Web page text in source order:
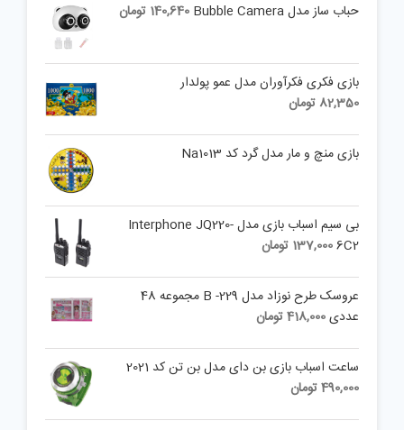
حباب ساز مدل Bubble Camera 140,640 تومان
بازی فکری فکرآوران مدل عمو پولدار
82,350 تومان
بازی منچ و مار مدل گرد کد Na1013
بی سیم اسباب بازی مدل Interphone JQ220-
6C2
137,000 تومان
عروسک طرح نوزاد مدل B -229 مجموعه 48
عددی418,000تومان
ساعت اسباب بازی بن دای مدل بن تن کد 2021
490,000تومان